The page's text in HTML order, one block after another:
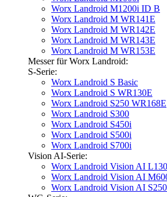
Worx Landroid M1200i ID B
Worx Landroid M WR141E
Worx Landroid M WR142E
Worx Landroid M WR143E
Worx Landroid M WR153E
Messer für Worx Landroid:
S-Serie:
Worx Landroid S Basic
Worx Landroid S WR130E
Worx Landroid S250 WR168E
Worx Landroid S300
Worx Landroid S450i
Worx Landroid S500i
Worx Landroid S700i
Vision AI-Serie:
Worx Landroid Vision AI
Worx Landroid Vision AI
Worx Landroid Vision AI